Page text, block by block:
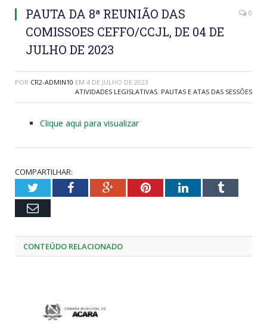
PAUTA DA 8ª REUNIÃO DAS
COMISSOES CEFFO/CCJL, DE 04 DE
JULHO DE 2023
0
POR CR2-ADMIN10 EM 4 DE JULHO DE 2023
ATIVIDADES LEGISLATIVAS, PAUTAS E ATAS DAS SESSÕES
Clique aqui para visualizar
COMPARTILHAR:
TwitterFacebookGoogle+PinterestLinkedInTumblr
Email
CONTEÚDO RELACIONADO